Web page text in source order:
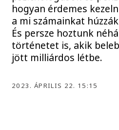
hogyan érdemes
a mi számainkat
És persze hoztunk
történetet is, akik
jött milliárdos létbe.
2023. ÁPRILIS 22. 15:15